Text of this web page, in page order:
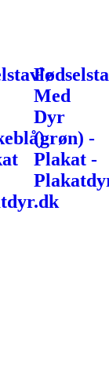
Med
Dyr
(grøn) -
Plakat -